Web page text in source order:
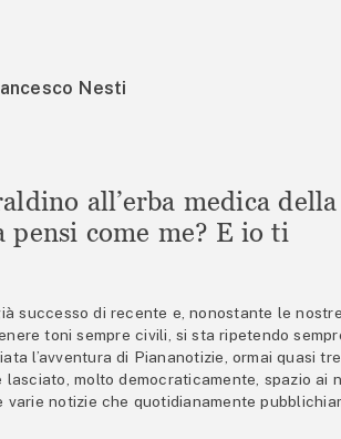
Nesti
all’erba medica della
pensi come me? E io ti
successo di recente e, nonostante le nostre
toni sempre civili, si sta ripetendo
l’avventura di Piananotizie, ormai quasi tre
lasciato, molto democraticamente, spazio ai
notizie che quotidianamente